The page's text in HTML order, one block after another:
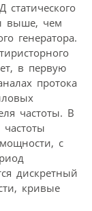
выше, чем
генератора.
в первую
протока
частоты. В
с
дискретный
кривые